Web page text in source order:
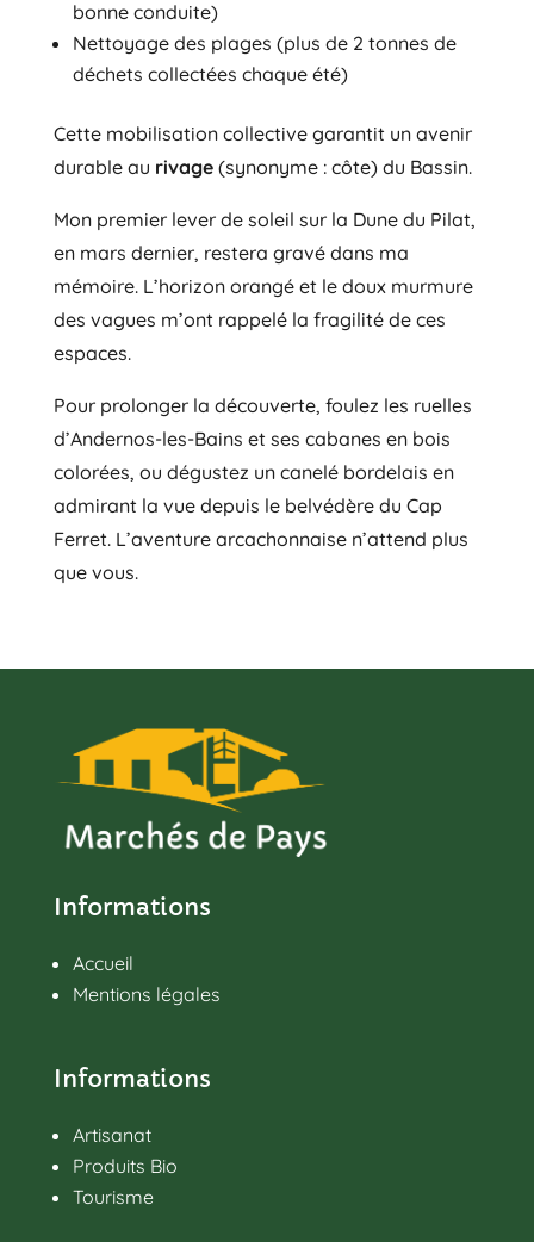
bonne conduite)
Nettoyage des plages (plus de 2 tonnes de
déchets collectées chaque été)
Cette mobilisation collective garantit un avenir
durable au rivage(synonyme : côte) du Bassin.
Mon premier lever de soleil sur la Dune du Pilat,
en mars dernier, restera gravé dans ma
mémoire. L’horizon orangé et le doux murmure
des vagues m’ont rappelé la fragilité de ces
espaces.
Pour prolonger la découverte, foulez les ruelles
d’Andernos-les-Bains et ses cabanes en bois
colorées, ou dégustez un canelé bordelais en
admirant la vue depuis le belvédère du Cap
Ferret. L’aventure arcachonnaise n’attend plus
que vous.
Informations
Accueil
Mentions légales
Informations
Artisanat
Produits Bio
Tourisme